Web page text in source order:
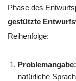
Phase des
gestützte
Reihenfolge:
Problemangabe:
natürliche